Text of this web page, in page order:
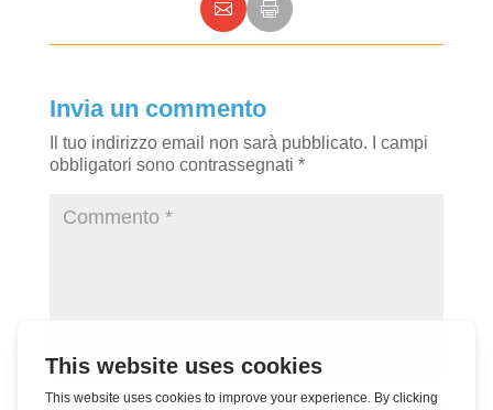
Invia un commento
Il tuo indirizzo email non sarà pubblicato.
I campi
obbligatori sono contrassegnati *